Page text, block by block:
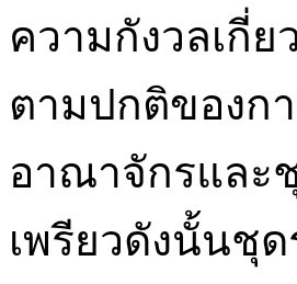
ความกังวลเกี่
ตามปกติของก
อาณาจักรและ
เพรียวดังนั้นชุ